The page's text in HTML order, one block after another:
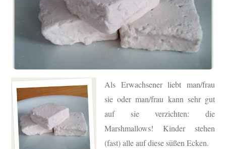
Als Erwachsener liebt man/frau
sie oder man/frau kann sehr gut
auf sie verzichten: die
Marshmallows! Kinder stehen
(fast) alle auf diese süßen Ecken.